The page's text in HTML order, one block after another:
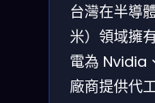
台灣在半導
米）領域擁
電為 Nvidia
廠商提供代